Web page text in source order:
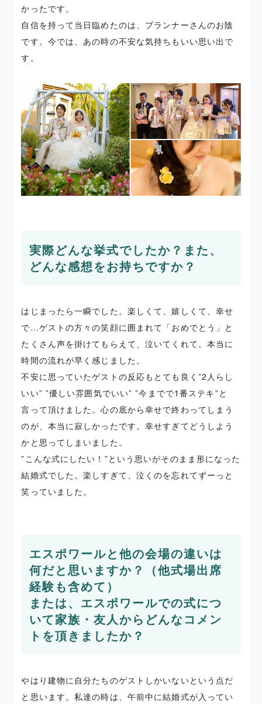
かったです。
自信を持って当日臨めたのは、プランナーさんのお陰
です。今では、あの時の不安な気持ちもいい思い出で
す。
実際どんな挙式でしたか？また、
どんな感想をお持ちですか？
はじまったら一瞬でした。楽しくて、嬉しくて、幸せ
で…ゲストの方々の笑顔に囲まれて「おめでとう」と
たくさん声を掛けてもらえて、泣いてくれて。本当に
時間の流れが早く感じました。
不安に思っていたゲストの反応もとても良く”2人らし
いい” ”優しい雰囲気でいい” ”今までで1番ステキ”と
言って頂けました。心の底から幸せで終わってしまう
のが、本当に寂しかったです。幸せすぎてどうしよう
かと思ってしまいました。
”こんな式にしたい！”という思いがそのまま形になった
結婚式でした。楽しすぎて、泣くのを忘れてずーっと
笑っていました。
エスポワールと他の会場の違いは
何だと思いますか？（他式場出席
経験も含めて）
または、エスポワールでの式につ
いて家族・友人からどんなコメン
トを頂きましたか？
やはり建物に自分たちのゲストしかいないという点だ
と思います。私達の時は、午前中に結婚式が入ってい